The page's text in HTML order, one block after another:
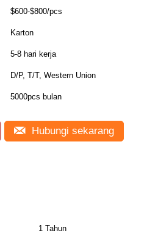
$600-$800/pcs
Karton
5-8 hari kerja
D/P, T/T, Western Union
5000pcs bulan
Hubungi sekarang
1 Tahun